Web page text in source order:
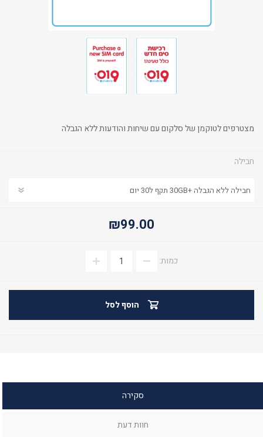
מצטרפים לטוקמן של סלקום עם שיחות והודעות ללא הגבלה
חבילה
₪99.00
כמות:
הוסף לסל
סקירה
חוות דעת